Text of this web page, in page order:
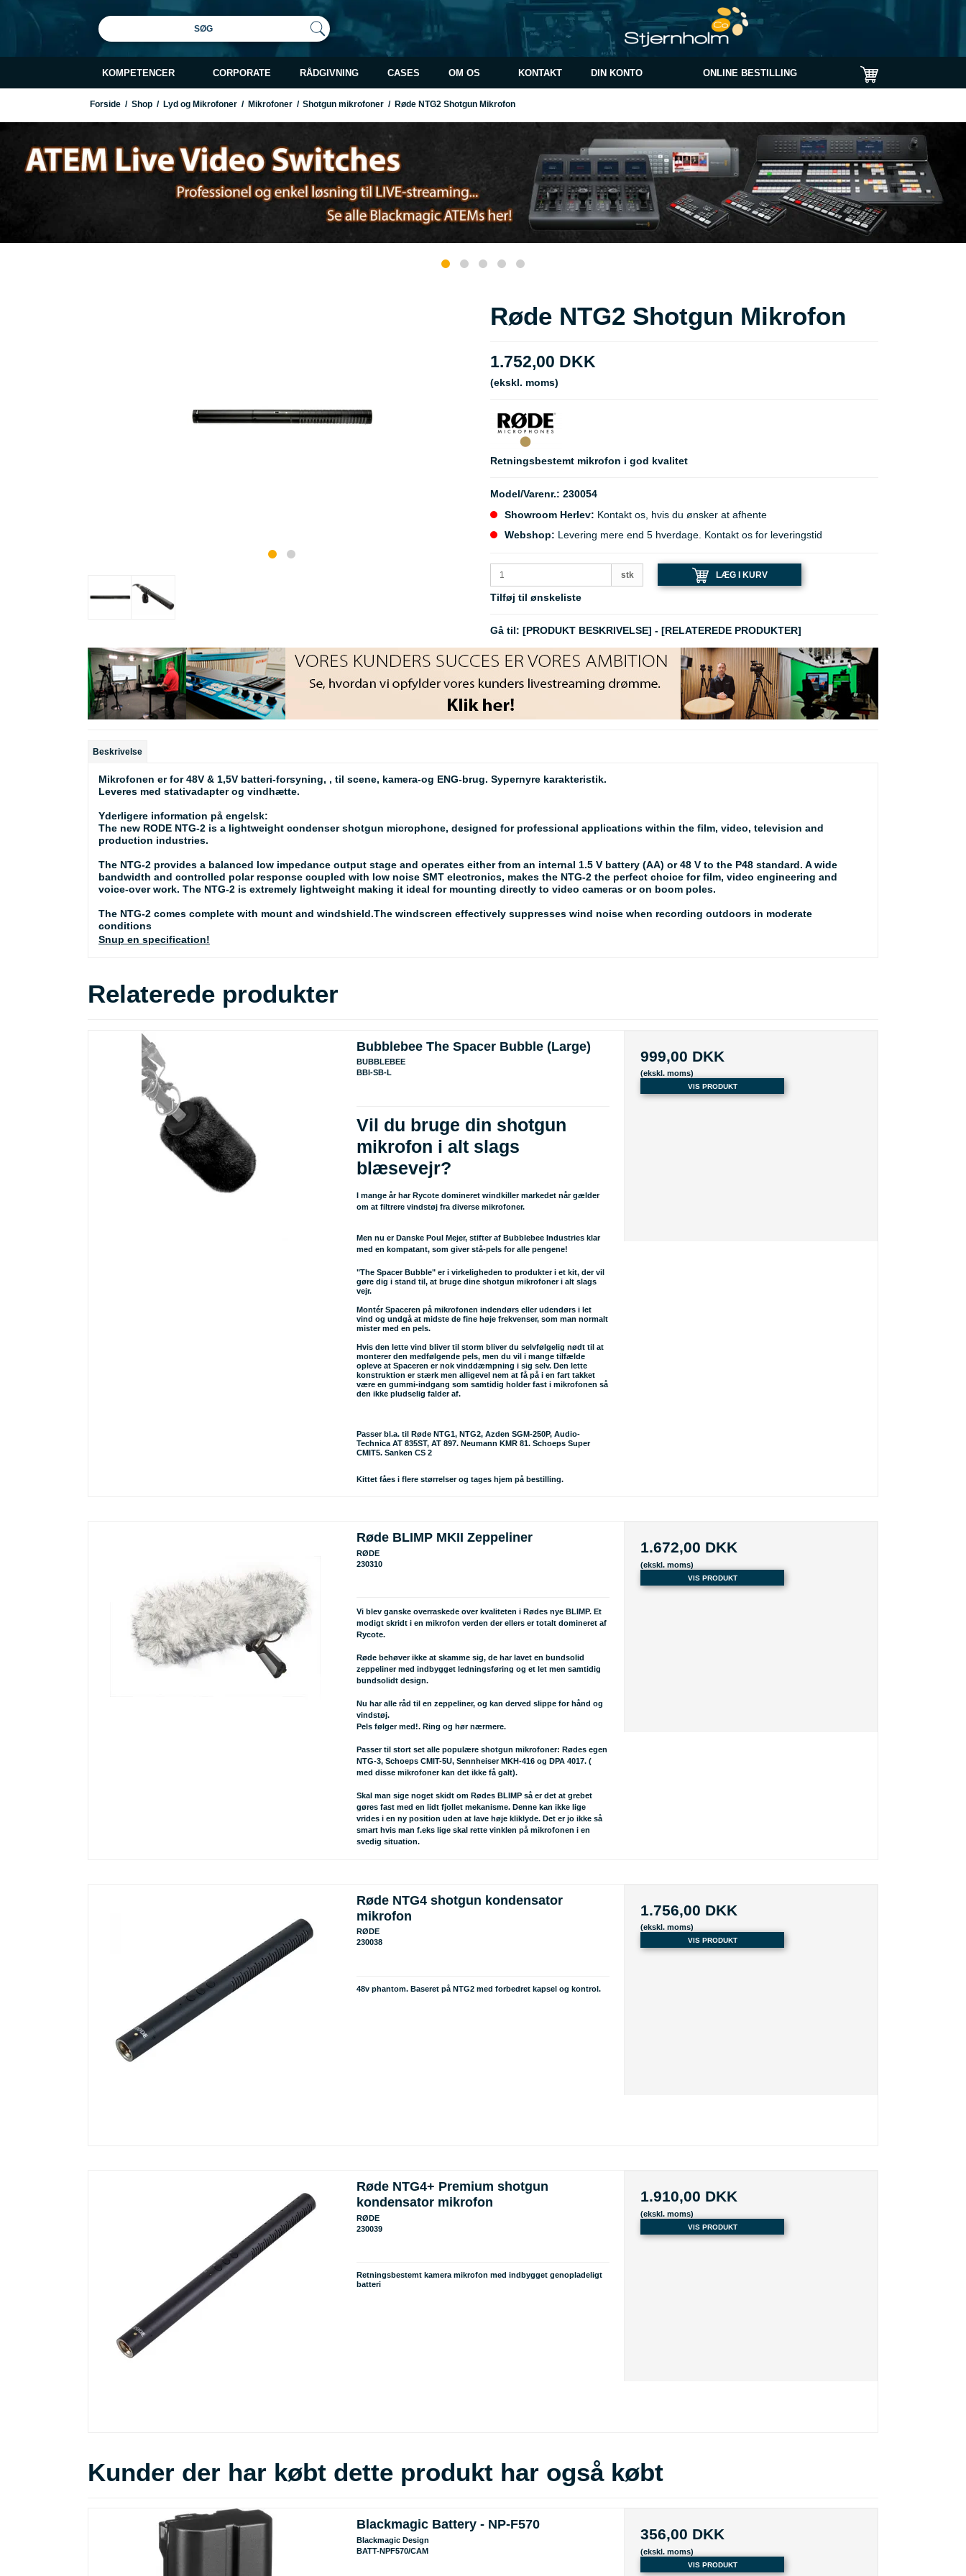
SØG
KOMPETENCER CORPORATE RÅDGIVNING CASES OM OS KONTAKT DIN KONTO ONLINE BESTILLING
Forside / Shop / Lyd og Mikrofoner / Mikrofoner / Shotgun mikrofoner / Røde NTG2 Shotgun Mikrofon
Røde NTG2 Shotgun Mikrofon
1.752,00 DKK
(ekskl. moms)
Retningsbestemt mikrofon i god kvalitet
Model/Varenr.: 230054
Showroom Herlev: Kontakt os, hvis du ønsker at afhente
Webshop: Levering mere end 5 hverdage. Kontakt os for leveringstid
stk LÆG I KURV
Tilføj til ønskeliste
Gå til: [PRODUKT BESKRIVELSE] - [RELATEREDE PRODUKTER]
Beskrivelse
Mikrofonen er for 48V & 1,5V batteri-forsyning, , til scene, kamera-og ENG-brug. Sypernyre karakteristik.
Leveres med stativadapter og vindhætte.
Yderligere information på engelsk:
The new RODE NTG-2 is a lightweight condenser shotgun microphone, designed for professional applications within the film, video, television and
production industries.
The NTG-2 provides a balanced low impedance output stage and operates either from an internal 1.5 V battery (AA) or 48 V to the P48 standard. A wide
bandwidth and controlled polar response coupled with low noise SMT electronics, makes the NTG-2 the perfect choice for film, video engineering and
voice-over work. The NTG-2 is extremely lightweight making it ideal for mounting directly to video cameras or on boom poles.
The NTG-2 comes complete with mount and windshield.The windscreen effectively suppresses wind noise when recording outdoors in moderate
conditions
Snup en specification!
Relaterede produkter
Bubblebee The Spacer Bubble (Large)
BUBBLEBEE
BBI-SB-L
Vil du bruge din shotgun
mikrofon i alt slags
blæsevejr?
I mange år har Rycote domineret windkiller markedet når gælder
om at filtrere vindstøj fra diverse mikrofoner.
Men nu er Danske Poul Mejer, stifter af Bubblebee Industries klar
med en kompatant, som giver stå-pels for alle pengene!
"The Spacer Bubble" er i virkeligheden to produkter i et kit, der vil
gøre dig i stand til, at bruge dine shotgun mikrofoner i alt slags
vejr.
Montér Spaceren på mikrofonen indendørs eller udendørs i let
vind og undgå at midste de fine høje frekvenser, som man normalt
mister med en pels.
Hvis den lette vind bliver til storm bliver du selvfølgelig nødt til at
monterer den medfølgende pels, men du vil i mange tilfælde
opleve at Spaceren er nok vinddæmpning i sig selv. Den lette
konstruktion er stærk men alligevel nem at få på i en fart takket
være en gummi-indgang som samtidig holder fast i mikrofonen så
den ikke pludselig falder af.
Passer bl.a. til Røde NTG1, NTG2, Azden SGM-250P, Audio-
Technica AT 835ST, AT 897. Neumann KMR 81. Schoeps Super
CMIT5. Sanken CS 2
Kittet fåes i flere størrelser og tages hjem på bestilling.
999,00 DKK
(ekskl. moms)
VIS PRODUKT
Røde BLIMP MKII Zeppeliner
RØDE
230310
Vi blev ganske overraskede over kvaliteten i Rødes nye BLIMP. Et
modigt skridt i en mikrofon verden der ellers er totalt domineret af
Rycote.
Røde behøver ikke at skamme sig, de har lavet en bundsolid
zeppeliner med indbygget ledningsføring og et let men samtidig
bundsolidt design.
Nu har alle råd til en zeppeliner, og kan derved slippe for hånd og
vindstøj.
Pels følger med!. Ring og hør nærmere.
Passer til stort set alle populære shotgun mikrofoner: Rødes egen
NTG-3, Schoeps CMIT-5U, Sennheiser MKH-416 og DPA 4017. (
med disse mikrofoner kan det ikke få galt).
Skal man sige noget skidt om Rødes BLIMP så er det at grebet
gøres fast med en lidt fjollet mekanisme. Denne kan ikke lige
vrides i en ny position uden at lave høje kliklyde. Det er jo ikke så
smart hvis man f.eks lige skal rette vinklen på mikrofonen i en
svedig situation.
1.672,00 DKK
(ekskl. moms)
VIS PRODUKT
Røde NTG4 shotgun kondensator
mikrofon
RØDE
230038
48v phantom. Baseret på NTG2 med forbedret kapsel og kontrol.
1.756,00 DKK
(ekskl. moms)
VIS PRODUKT
Røde NTG4+ Premium shotgun
kondensator mikrofon
RØDE
230039
Retningsbestemt kamera mikrofon med indbygget genopladeligt
batteri
1.910,00 DKK
(ekskl. moms)
VIS PRODUKT
Kunder der har købt dette produkt har også købt
Blackmagic Battery - NP-F570
Blackmagic Design
BATT-NPF570/CAM
356,00 DKK
(ekskl. moms)
VIS PRODUKT